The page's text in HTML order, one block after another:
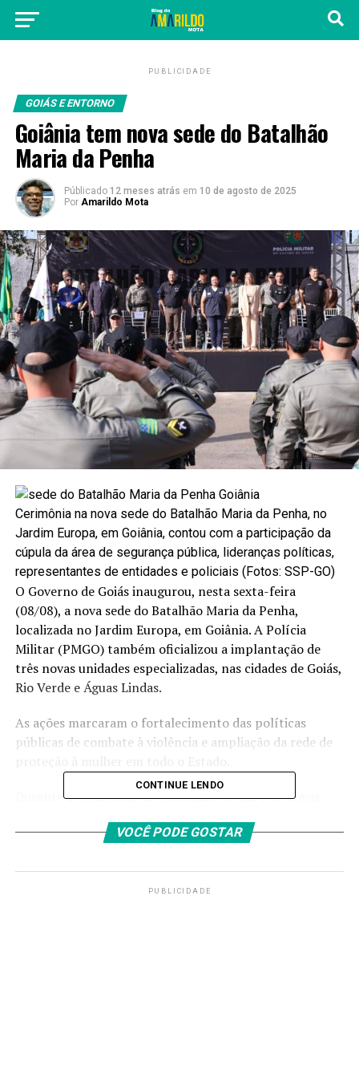
PUBLICIDADE
GOIÁS E ENTORNO
Goiânia tem nova sede do Batalhão
Maria da Penha
Públicado 12 meses atrás em 10 de agosto de 2025
Por Amarildo Mota
Cerimônia na nova sede do Batalhão Maria da Penha, no
Jardim Europa, em Goiânia, contou com a participação da
cúpula da área de segurança pública, lideranças políticas,
representantes de entidades e policiais (Fotos: SSP-GO)
O Governo de Goiás inaugurou, nesta sexta-feira
(08/08), a nova sede do Batalhão Maria da Penha,
localizada no Jardim Europa, em Goiânia. A Polícia
Militar (PMGO) também oficializou a implantação de
três novas unidades especializadas, nas cidades de Goiás,
Rio Verde e Águas Lindas.
As ações marcaram o fortalecimento das políticas
públicas de combate à violência e ampliação da rede de
Durante a cerimônia, as comandantes das três novas
cargos. O 2º Batalhão Maria da Penha, na Cidade de
Botelho Adorno.
CONTINUE LENDO
VOCÊ PODE GOSTAR
PUBLICIDADE